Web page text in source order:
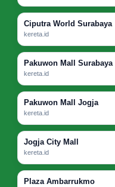
Ciputra World Surabaya
kereta.id
Pakuwon Mall Surabaya
kereta.id
Pakuwon Mall Jogja
kereta.id
Jogja City Mall
kereta.id
Plaza Ambarrukmo